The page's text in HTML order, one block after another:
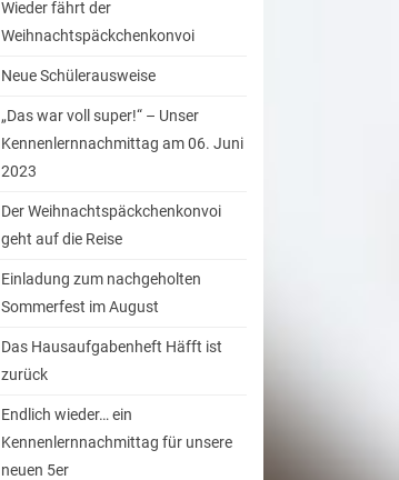
Wieder fährt der
Weihnachtspäckchenkonvoi
Neue Schülerausweise
„Das war voll super!“ – Unser
Kennenlernnachmittag am 06. Juni
2023
Der Weihnachtspäckchenkonvoi
geht auf die Reise
Einladung zum nachgeholten
Sommerfest im August
Das Hausaufgabenheft Häfft ist
zurück
Endlich wieder… ein
Kennenlernnachmittag für unsere
neuen 5er